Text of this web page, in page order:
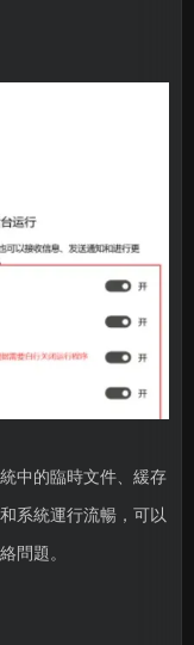
中的臨時文件、緩存
系統運行流暢，可以
問題。